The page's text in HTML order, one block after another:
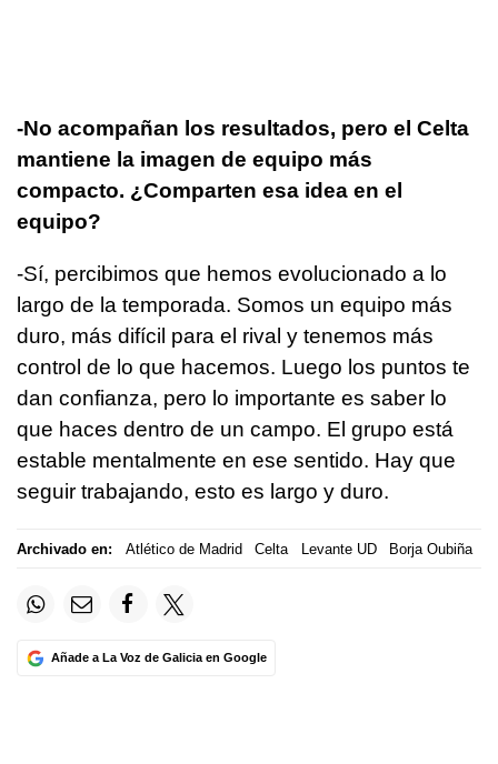
-No acompañan los resultados, pero el Celta
mantiene la imagen de equipo más
compacto. ¿Comparten esa idea en el
equipo?
-Sí, percibimos que hemos evolucionado a lo
largo de la temporada. Somos un equipo más
duro, más difícil para el rival y tenemos más
control de lo que hacemos. Luego los puntos te
dan confianza, pero lo importante es saber lo
que haces dentro de un campo. El grupo está
estable mentalmente en ese sentido. Hay que
seguir trabajando, esto es largo y duro.
Archivado en: Atlético de Madrid Celta Levante UD Borja Oubiña
Añade a La Voz de Galicia en Google